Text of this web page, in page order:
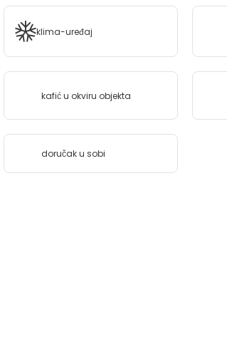
klima-uređaj
kafić u okviru objekta
doručak u sobi